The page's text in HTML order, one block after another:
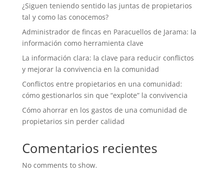
¿Siguen teniendo sentido las juntas de propietarios
tal y como las conocemos?
Administrador de fincas en Paracuellos de Jarama: la
información como herramienta clave
La información clara: la clave para reducir conflictos
y mejorar la convivencia en la comunidad
Conflictos entre propietarios en una comunidad:
cómo gestionarlos sin que “explote” la convivencia
Cómo ahorrar en los gastos de una comunidad de
propietarios sin perder calidad
Comentarios recientes
No comments to show.